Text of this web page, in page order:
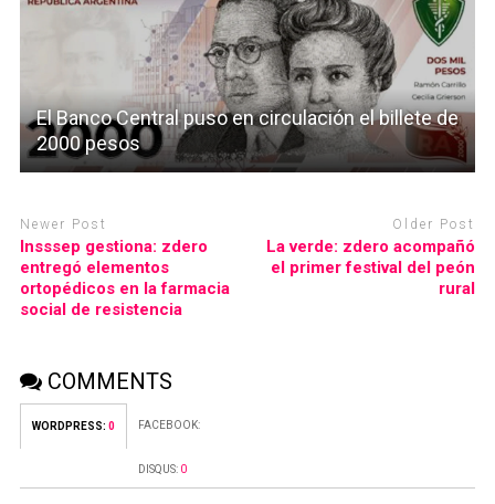
El Banco Central puso en circulación el billete de
2000 pesos
Newer Post
Insssep gestiona: zdero
entregó elementos
ortopédicos en la farmacia
social de resistencia
Older Post
La verde: zdero acompañó
el primer festival del peón
rural
COMMENTS
WORDPRESS: 0 FACEBOOK:
DISQUS: 0